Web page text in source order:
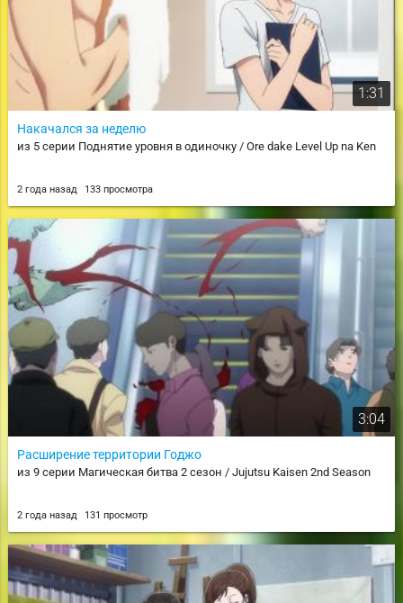
1:31
Накачался за неделю
из 5 серии Поднятие уровня в одиночку / Ore dake Level Up na Ken
2 года назад 133 просмотра
3:04
Расширение территории Годжо
из 9 серии Магическая битва 2 сезон / Jujutsu Kaisen 2nd Season
2 года назад 131 просмотр